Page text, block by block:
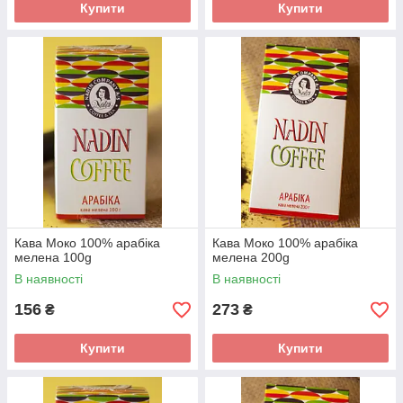
Купити Купити
Кава Моко 100% арабіка
мелена 100g
В наявності
156 ₴
Купити
Кава Моко 100% арабіка
мелена 200g
В наявності
273 ₴
Купити